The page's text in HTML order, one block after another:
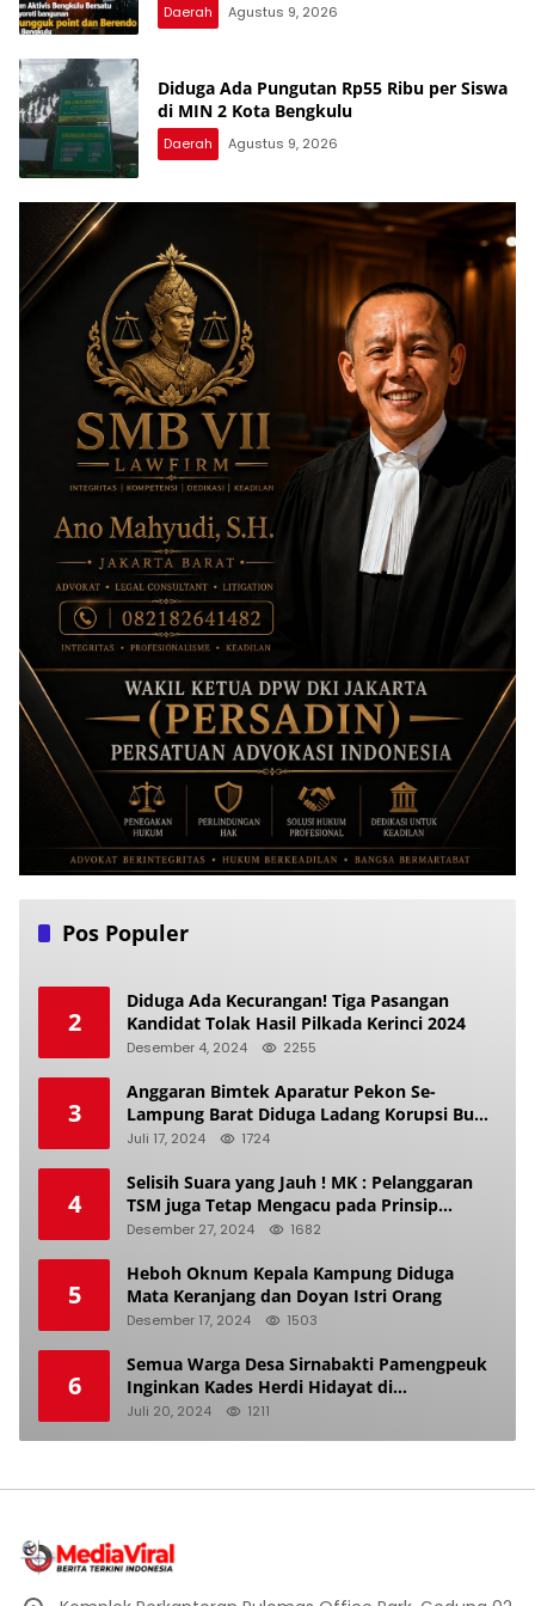
Daerah Agustus 9, 2026
Diduga Ada Pungutan Rp55 Ribu per Siswa
di MIN 2 Kota Bengkulu
Daerah Agustus 9, 2026
Pos Populer
2
Diduga Ada Kecurangan! Tiga Pasangan
Kandidat Tolak Hasil Pilkada Kerinci 2024
Desember 4, 2024 2255
3
Anggaran Bimtek Aparatur Pekon Se-
Lampung Barat Diduga Ladang Korupsi Buat
Makan Anak Istri
Juli 17, 2024 1724
4
Selisih Suara yang Jauh ! MK : Pelanggaran
TSM juga Tetap Mengacu pada Prinsip
Keadilan Pemilu
Desember 27, 2024 1682
5
Heboh Oknum Kepala Kampung Diduga
Mata Keranjang dan Doyan Istri Orang
Desember 17, 2024 1503
6
Semua Warga Desa Sirnabakti Pamengpeuk
Inginkan Kades Herdi Hidayat di
Berhentikan Dari Jabatan nya
Juli 20, 2024 1211